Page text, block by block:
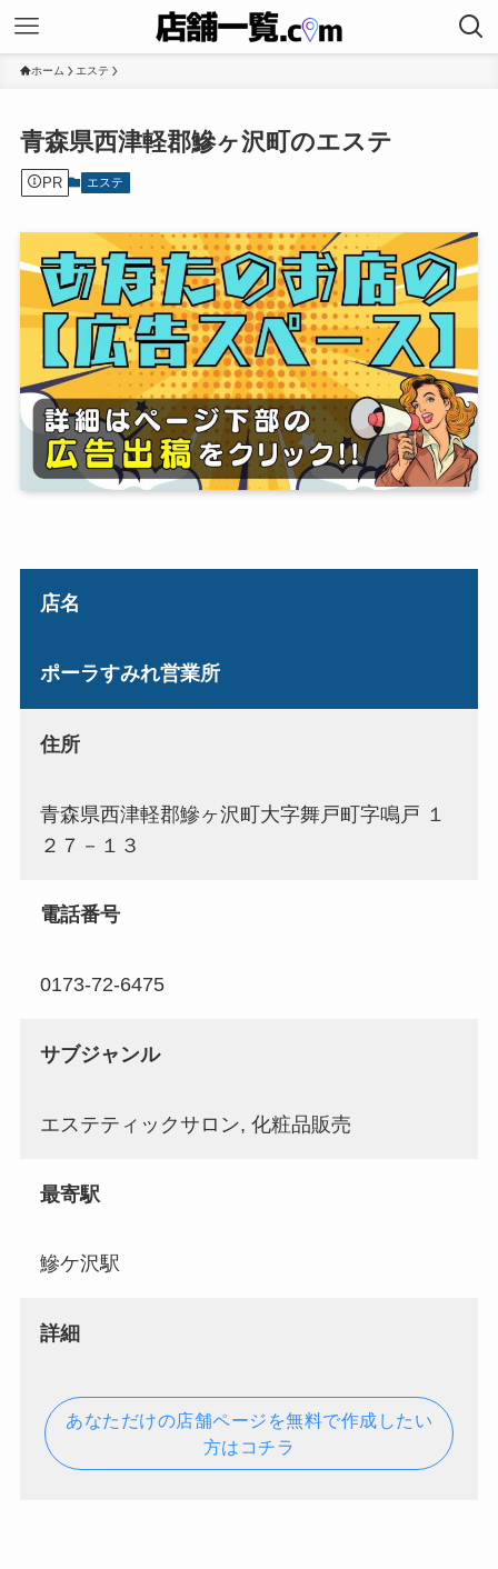
ホーム エステ
青森県西津軽郡鰺ヶ沢町のエステ
PR エステ
店名
ポーラすみれ営業所
住所
青森県西津軽郡鰺ヶ沢町大字舞戸町字鳴戸 １
２７－１３
電話番号
0173-72-6475
サブジャンル
エステティックサロン, 化粧品販売
最寄駅
鰺ケ沢駅
詳細
あなただけの店舗ページを無料で作成したい
方はコチラ